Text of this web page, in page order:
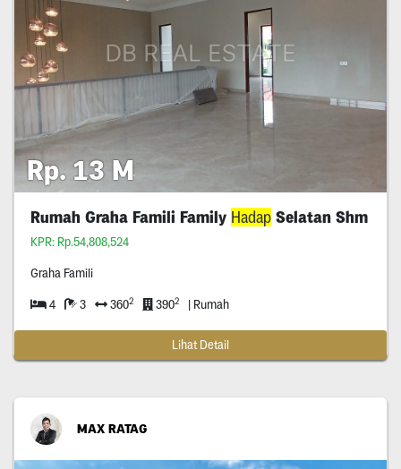
Rp. 13 M
Rumah Graha Famili Family HadapSelatan Shm
KPR: Rp.54,808,524
Graha Famili
4 3 3602 3902 | Rumah
Lihat Detail
MAX RATAG